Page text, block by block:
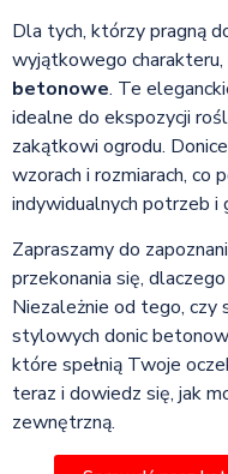
Dla tych, którzy pragną
wyjątkowego
betonowe. Te
idealne do ekspozycji
zakątkowi ogrodu.
wzorach i rozmiarach, co
indywidualnych potrzeb
Zapraszamy do
przekonania się,
Niezależnie od tego, czy
stylowych donic
które spełnią Twoje
teraz i dowiedz się, jak
zewnętrzną.